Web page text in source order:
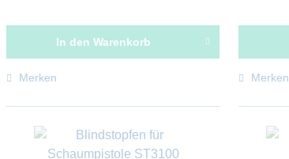
In den Warenkorb
Merken Merken